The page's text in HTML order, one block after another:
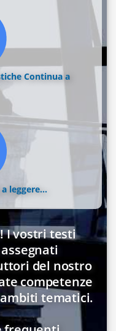
Continua a
leggere...
I vostri testi
del nostro
competenze
tematici.